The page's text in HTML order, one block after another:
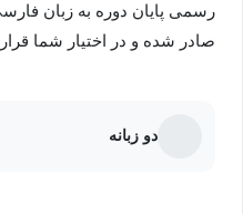
رسمی پایان دوره به زبان
صادر شده و در اختیار شما
دو زبانه